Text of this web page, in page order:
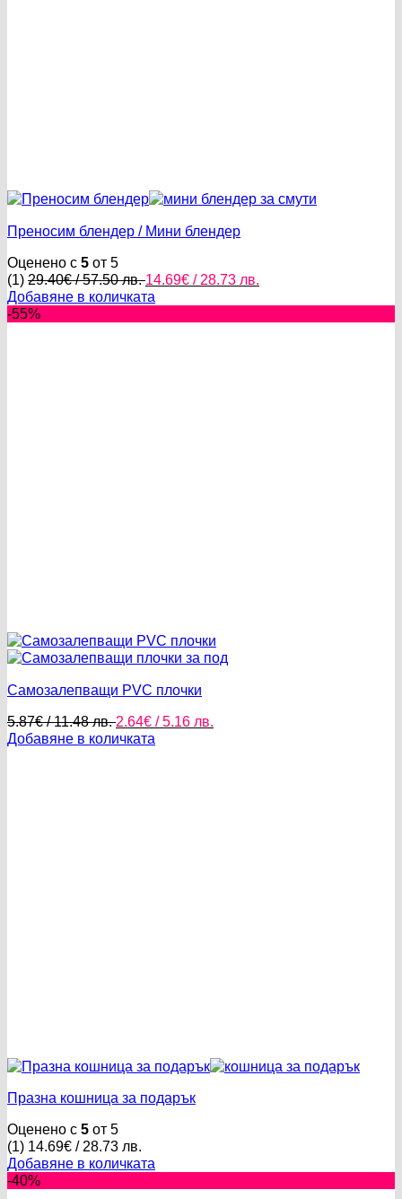
Преносим блендер / Мини блендер
Оценено с 5 от 5
(1) 29.40€/ 57.50 лв.Original
price
14.69€ / 28.73 лв.
Добавяне в количката
-55%
Самозалепващи PVC плочки
5.87€/ 11.48 лв.Original
price
2.64€ / 5.16 лв.
Добавяне в количката
Празна кошница за подарък
Оценено с 5 от 5
(1) 14.69€ / 28.73 лв.
Добавяне в количката
-40%